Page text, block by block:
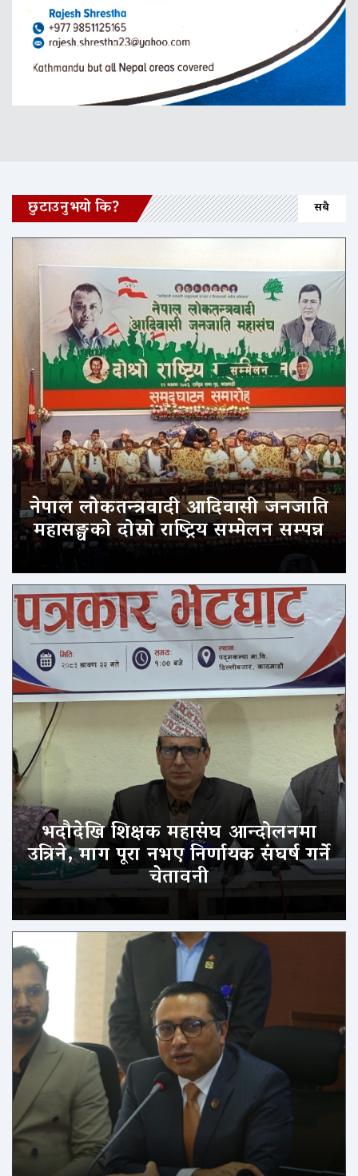
छुटाउनुभयो कि? सबै
नेपाल लोकतन्त्रवादी आदिवासी जनजाति
महासङ्घको दोस्रो राष्ट्रिय सम्मेलन सम्पन्न
भदौदेखि शिक्षक महासंघ आन्दोलनमा
उत्रिने, माग पूरा नभए निर्णायक संघर्ष गर्ने
चेतावनी